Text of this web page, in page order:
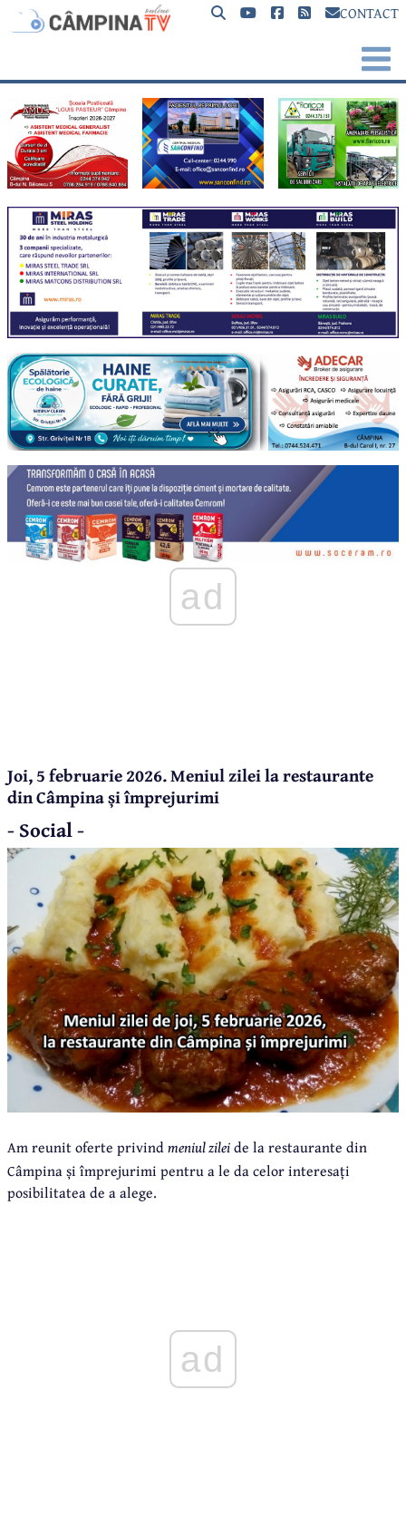
CONTACT
ad
Joi, 5 februarie 2026. Meniul zilei la restaurante
din Câmpina și împrejurimi
- Social -
Am reunit oferte privindmeniul zileide la restaurante din
Câmpina și împrejurimi pentru a le da celor interesați
posibilitatea de a alege.
ad